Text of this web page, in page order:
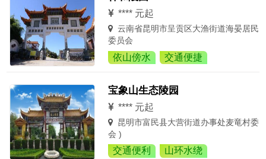
**** 元起
云南省昆明市呈贡区大渔街道海晏居民
委员会
依山傍水 交通便捷
宝象山生态陵园
**** 元起
昆明市富民县大营街道办事处麦竜村委
会 )
交通便利 山环水绕